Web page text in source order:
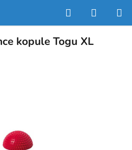
Hledat
KOŠÍK
kopule Togu XL